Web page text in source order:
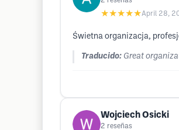
★★★★★April 28,
Świetna organizacja,
Traducido: Great
Wojciech Osicki
2 reseñas